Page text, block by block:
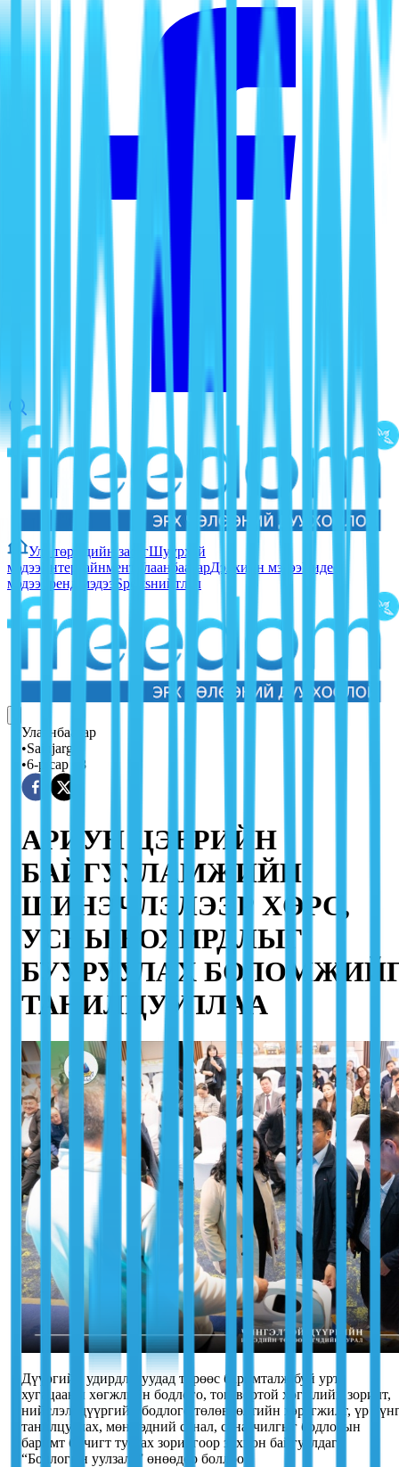
Улс төр Эдийн засагШуурхай
мэдээ Ентертайнмент УлаанбаатарДэлхийн мэдээВидео
мэдээ Тренд мэдээ Sportsнийтлэл
Улаанбаатар
•Sainjargal
•6-р сар 08
АРИУН ЦЭВРИЙН
БАЙГУУЛАМЖИЙН
ШИНЭЧЛЭЛЭЭР ХӨРС,
УСНЫ БОХИРДЛЫГ
БУУРУУЛАХ
ТАНИЛЦУУЛЛАА
Дүүргийн удирдлагуудад төрөөс баримталж буй урт
хугацааны хөгжлийн бодлого, тогтвортой хөгжлийн зорилт,
нийслэл, дүүргийн бодлого төлөвлөлтийн хэрэгжилт, үр
танилцуулах, мөн тэдний санал, санаачилгыг бодлогын
баримт бичигт тусгах зорилгоор зохион байгуулдаг
“Бодлогын уулзалт” өнөөдөр боллоо.